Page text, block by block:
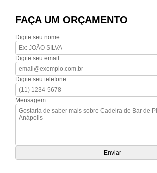
FAÇA UM ORÇAMENTO
Digite seu nome
Digite seu email
Digite seu telefone
Mensagem